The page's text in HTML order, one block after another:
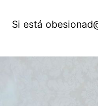
Si está